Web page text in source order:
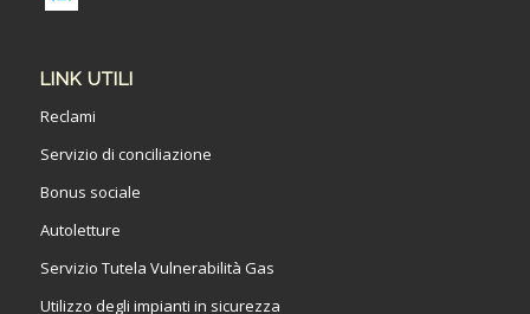
LINK UTILI
Reclami
Servizio di conciliazione
Bonus sociale
Autoletture
Servizio Tutela Vulnerabilità Gas
Utilizzo degli impianti in sicurezza